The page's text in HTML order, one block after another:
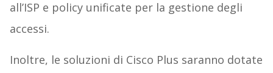
all’ISP e policy unificate per la gestione degli
accessi.
Inoltre, le soluzioni di Cisco Plus saranno dotate